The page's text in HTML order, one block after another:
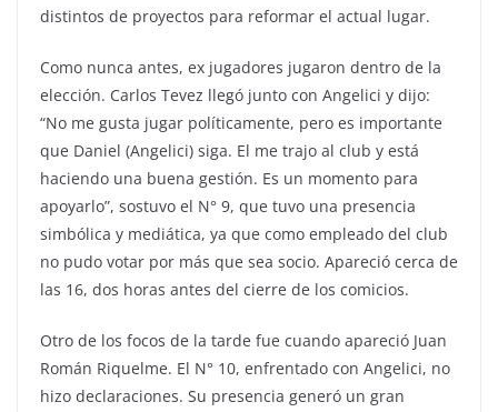
distintos de proyectos para reformar el actual lugar.
Como nunca antes, ex jugadores jugaron dentro de la
elección. Carlos Tevez llegó junto con Angelici y dijo:
“No me gusta jugar políticamente, pero es importante
que Daniel (Angelici) siga. El me trajo al club y está
haciendo una buena gestión. Es un momento para
apoyarlo”, sostuvo el N° 9, que tuvo una presencia
simbólica y mediática, ya que como empleado del club
no pudo votar por más que sea socio. Apareció cerca de
las 16, dos horas antes del cierre de los comicios.
Otro de los focos de la tarde fue cuando apareció Juan
Román Riquelme. El N° 10, enfrentado con Angelici, no
hizo declaraciones. Su presencia generó un gran